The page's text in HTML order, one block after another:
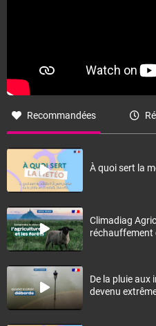
Recommandées
À quoi sert la
Climadiag
réchauffement
De la pluie aux
devenu